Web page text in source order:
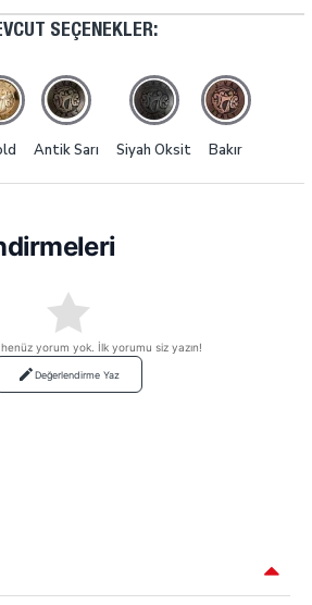
SEÇENEKLER:
Antik Sarı Siyah Oksit Bakır
yorum yok. İlk yorumu siz yazın!
Değerlendirme Yaz